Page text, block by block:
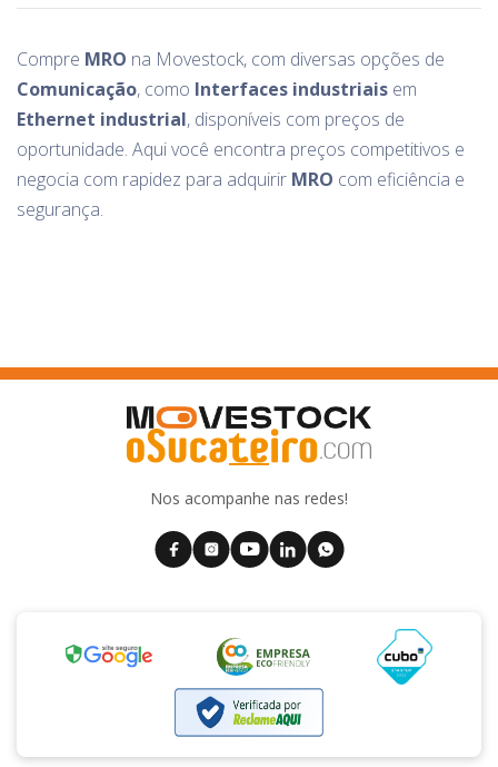
Compre MRO na Movestock, com diversas opções de
Comunicação, como Interfaces industriais em
Ethernet industrial, disponíveis com preços de
oportunidade. Aqui você encontra preços competitivos e
negocia com rapidez para adquirir MRO com eficiência e
segurança.
Nos acompanhe nas redes!